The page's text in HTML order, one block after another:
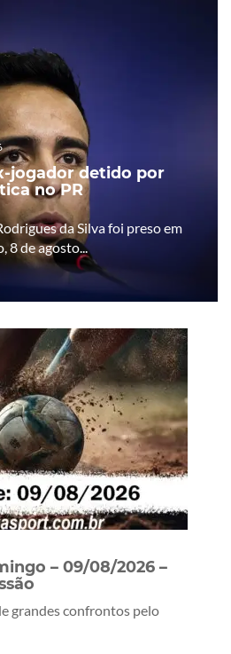
jogador detido por
no PR
da Silva foi preso em
8 de agosto...
– 09/08/2026 –
grandes confrontos pelo